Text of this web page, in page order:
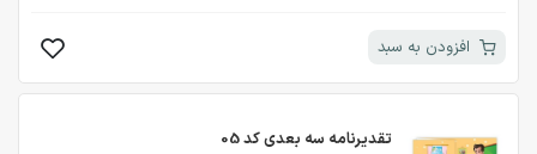
افزودن به سبد
تقدیرنامه سه بعدی کد 05